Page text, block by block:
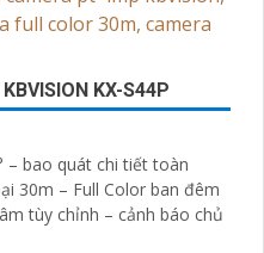
KX-S44P
– bao quát chi tiết toàn
30m – Full Color ban đêm
tùy chỉnh – cảnh báo chủ